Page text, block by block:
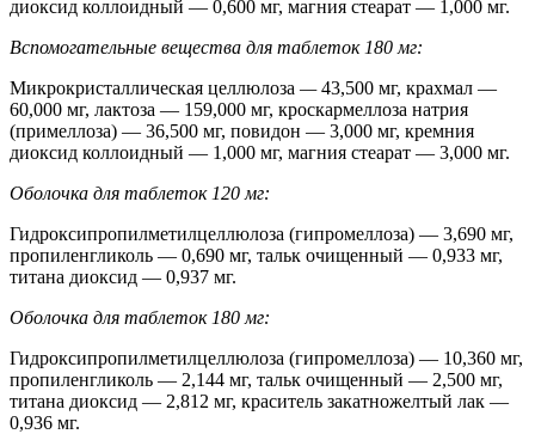
диоксид коллоидный — 0,600 мг, магния стеарат — 1,000 мг.
Вспомогательные вещества для таблеток 180 мг:
Микрокристаллическая целлюлоза —43,500 мг, крахмал —
60,000 мг, лактоза — 159,000 мг, кроскармеллоза натрия
(примеллоза) — 36,500 мг, повидон — 3,000 мг, кремния
диоксид коллоидный — 1,000 мг, магния стеарат — 3,000 мг.
Оболочка для таблеток 120 мг:
Гидроксипропилметилцеллюлоза (гипромеллоза) — 3,690 мг,
пропиленгликоль — 0,690 мг, тальк очищенный — 0,933 мг,
титана диоксид — 0,937 мг.
Оболочка для таблеток 180 мг:
Гидроксипропилметилцеллюлоза (гипромеллоза) — 10,360 мг,
пропиленгликоль — 2,144 мг, тальк очищенный — 2,500 мг,
титана диоксид — 2,812 мг, краситель закатножелтый лак —
0,936 мг.